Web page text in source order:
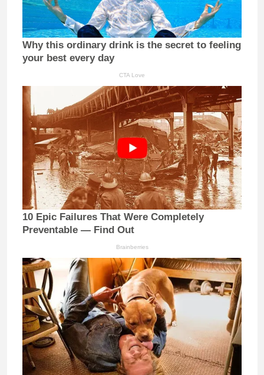
Why this ordinary drink is the secret to feeling
your best every day
CTA Love
10 Epic Failures That Were Completely
Preventable — Find Out
Brainberries